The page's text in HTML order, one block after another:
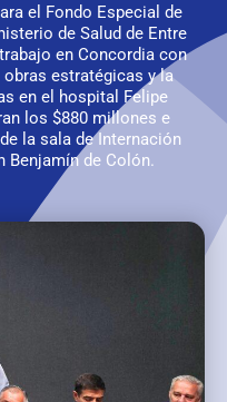
el Fondo Especial de
de Salud de Entre
en Concordia con
estratégicas y la
en el hospital Felipe
los $880 millones e
la sala de Internación
Benjamín de Colón.